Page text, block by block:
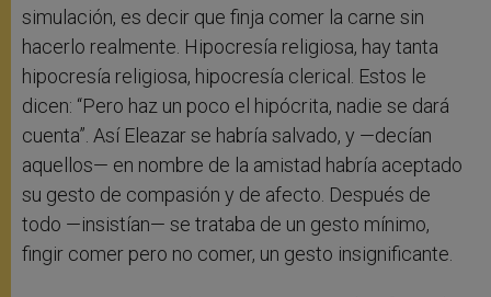
simulación, es decir que finja comer la carne sin
hacerlo realmente. Hipocresía religiosa, hay tanta
hipocresía religiosa, hipocresía clerical. Estos le
dicen: “Pero haz un poco el hipócrita, nadie se dará
cuenta”. Así Eleazar se habría salvado, y —decían
aquellos— en nombre de la amistad habría aceptado
su gesto de compasión y de afecto. Después de
todo —insistían— se trataba de un gesto mínimo,
fingir comer pero no comer, un gesto insignificante.